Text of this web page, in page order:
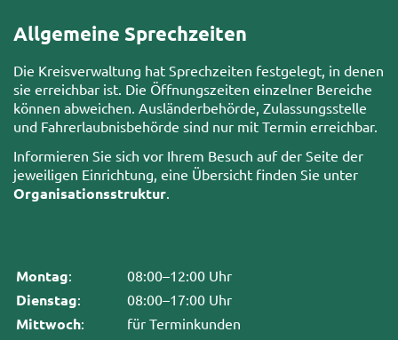
Allgemeine Sprechzeiten
Die Kreisverwaltung hat Sprechzeiten festgelegt, in denen
sie erreichbar ist. Die Öffnungszeiten einzelner Bereiche
können abweichen. Ausländerbehörde, Zulassungsstelle
und Fahrerlaubnisbehörde sind nur mit Termin erreichbar.
Informieren Sie sich vor Ihrem Besuch auf der Seite der
jeweiligen Einrichtung, eine Übersicht finden Sie unter
Organisationsstruktur
Montag: 08:00–12:00 Uhr
Dienstag: 08:00–17:00 Uhr
Mittwoch: für Terminkunden